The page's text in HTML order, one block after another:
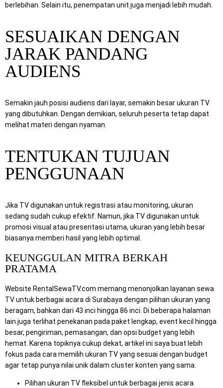
berlebihan. Selain itu, penempatan unit juga menjadi lebih mudah.
SESUAIKAN DENGAN
JARAK PANDANG
AUDIENS
Semakin jauh posisi audiens dari layar, semakin besar ukuran TV
yang dibutuhkan. Dengan demikian, seluruh peserta tetap dapat
melihat materi dengan nyaman.
TENTUKAN TUJUAN
PENGGUNAAN
Jika TV digunakan untuk registrasi atau monitoring, ukuran
sedang sudah cukup efektif. Namun, jika TV digunakan untuk
promosi visual atau presentasi utama, ukuran yang lebih besar
biasanya memberi hasil yang lebih optimal.
KEUNGGULAN MITRA BERKAH
PRATAMA
Website RentalSewaTV.com memang menonjolkan layanan sewa
TV untuk berbagai acara di Surabaya dengan pilihan ukuran yang
beragam, bahkan dari 43 inci hingga 86 inci. Di beberapa halaman
lain juga terlihat penekanan pada paket lengkap, event kecil hingga
besar, pengiriman, pemasangan, dan opsi budget yang lebih
hemat. Karena topiknya cukup dekat, artikel ini saya buat lebih
fokus pada cara memilih ukuran TV yang sesuai dengan budget
agar tetap punya nilai unik dalam cluster konten yang sama.
Pilihan ukuran TV fleksibel untuk berbagai jenis acara.